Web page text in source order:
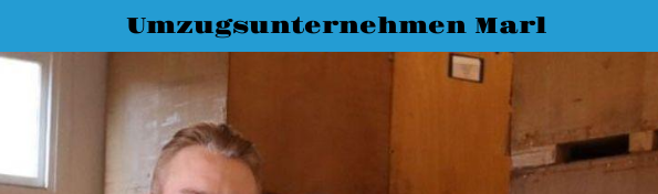
Umzugsunternehmen Marl